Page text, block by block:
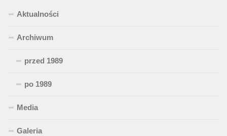
Aktualności
Archiwum
przed 1989
po 1989
Media
Galeria